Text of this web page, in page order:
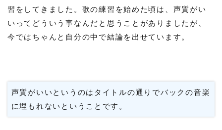
習をしてきました。歌の練習を始めた頃は、声質がい
いってどういう事なんだと思うことがありましたが、
今ではちゃんと自分の中で結論を出せています。
声質がいいというのはタイトルの通りでバックの音楽
に埋もれないということです。